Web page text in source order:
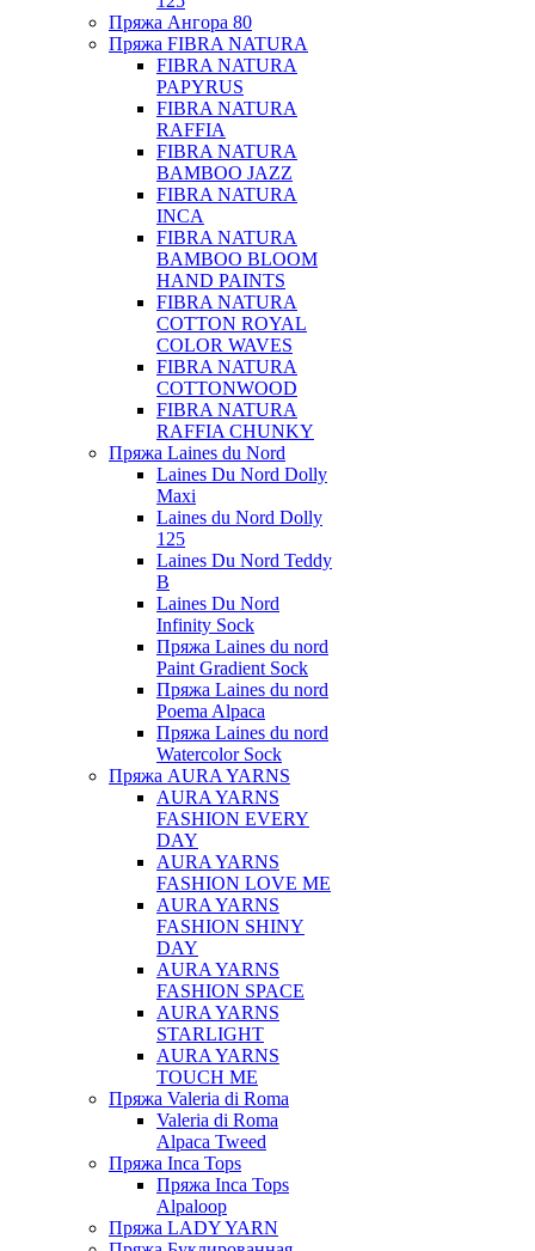
Пряжа Ангора 80
Пряжа FIBRA NATURA
FIBRA NATURA
PAPYRUS
FIBRA NATURA
RAFFIA
FIBRA NATURA
BAMBOO JAZZ
FIBRA NATURA
INCA
FIBRA NATURA
BAMBOO BLOOM
HAND PAINTS
FIBRA NATURA
COTTON ROYAL
COLOR WAVES
FIBRA NATURA
COTTONWOOD
FIBRA NATURA
RAFFIA CHUNKY
Пряжа Laines du Nord
Laines Du Nord Dolly
Maxi
Laines du Nord Dolly
125
Laines Du Nord Teddy
B
Laines Du Nord
Infinity Sock
Пряжа Laines du nord
Paint Gradient Sock
Пряжа Laines du nord
Poema Alpaca
Пряжа Laines du nord
Watercolor Sock
Пряжа AURA YARNS
AURA YARNS
FASHION EVERY
DAY
AURA YARNS
FASHION LOVE ME
AURA YARNS
FASHION SHINY
DAY
AURA YARNS
FASHION SPACE
AURA YARNS
STARLIGHT
AURA YARNS
TOUCH ME
Пряжа Valeria di Roma
Valeria di Roma
Alpaca Tweed
Пряжа Inca Tops
Пряжа Inca Tops
Alpaloop
Пряжа LADY YARN